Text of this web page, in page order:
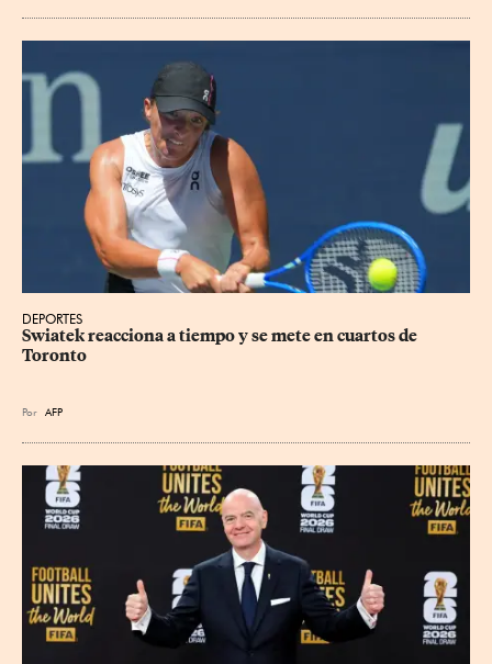
DEPORTES
Swiatek reacciona a tiempo y se mete en cuartos de
Toronto
Por AFP